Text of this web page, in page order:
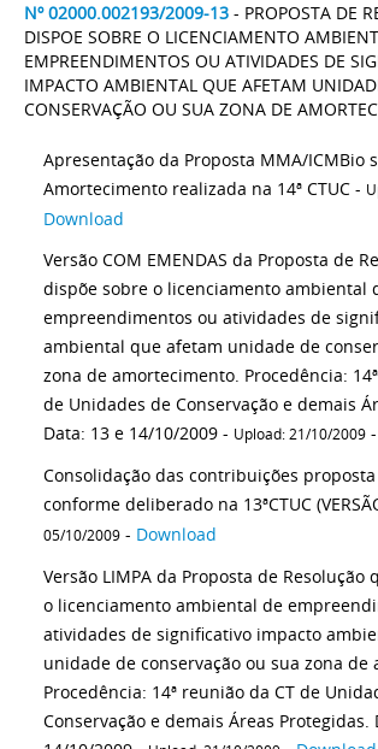
Nº 02000.002193/2009-13 - PROPOSTA DE
DISPOE SOBRE O LICENCIAMENTO
EMPREENDIMENTOS OU ATIVIDADES DE
IMPACTO AMBIENTAL QUE AFETAM
CONSERVAÇÃO OU SUA ZONA DE
Apresentação da Proposta MMA/ICMBio
Amortecimento realizada na 14ª CTUC -
Download
Versão COM EMENDAS da Proposta de
dispõe sobre o licenciamento ambiental
empreendimentos ou atividades de
ambiental que afetam unidade de
zona de amortecimento. Procedência:
de Unidades de Conservação e demais
Data: 13 e 14/10/2009 - Upload: 21/10/2009 -
Consolidação das contribuições
05/10/2009 - Download
Versão LIMPA da Proposta de Resolução
o licenciamento ambiental de
atividades de significativo impacto
unidade de conservação ou sua zona de
Procedência: 14ª reunião da CT de
Conservação e demais Áreas Protegidas.